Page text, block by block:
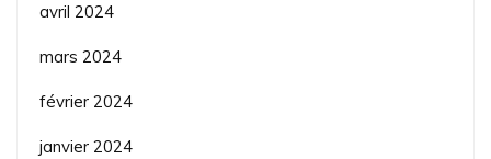
avril 2024
mars 2024
février 2024
janvier 2024